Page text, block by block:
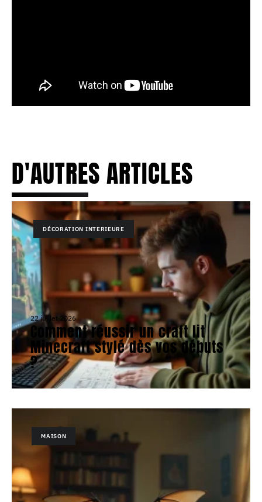
D'AUTRES ARTICLES
DÉCORATION INTERIEURE
22 juillet 2026
Comment réussir un craft lit
Minecraft stylé dès vos débuts
?
MAISON